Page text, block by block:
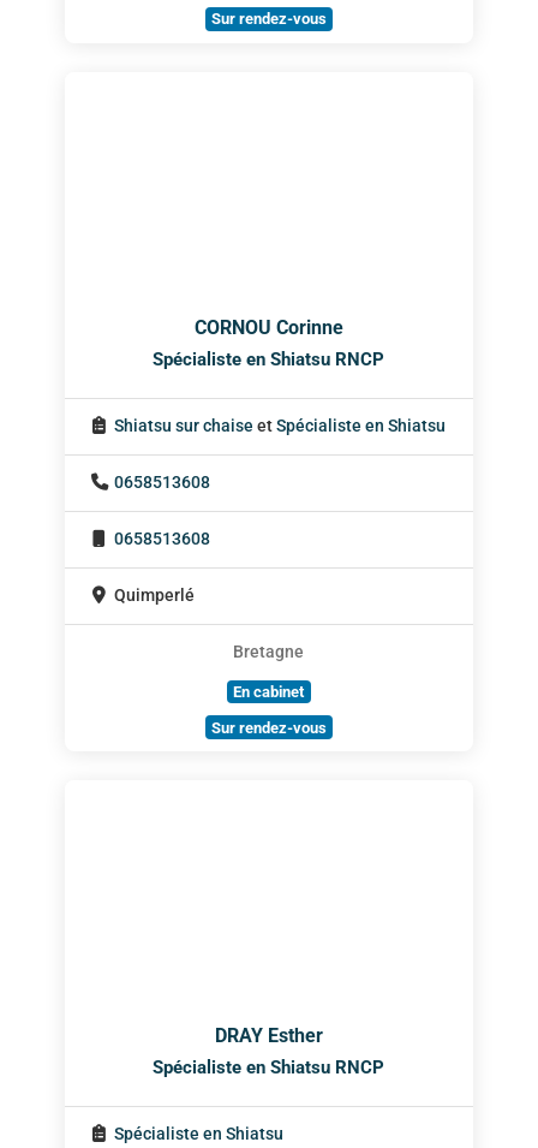
Sur rendez-vous
CORNOU Corinne
Spécialiste en Shiatsu RNCP
Shiatsu sur chaise etSpécialiste en Shiatsu
0658513608
0658513608
Quimperlé
Bretagne
En cabinet
Sur rendez-vous
DRAY Esther
Spécialiste en Shiatsu RNCP
Spécialiste en Shiatsu